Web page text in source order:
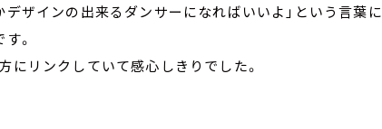
ザインの出来るダンサーになればいいよ｣という言葉に
。
リンクしていて感心しきりでした。